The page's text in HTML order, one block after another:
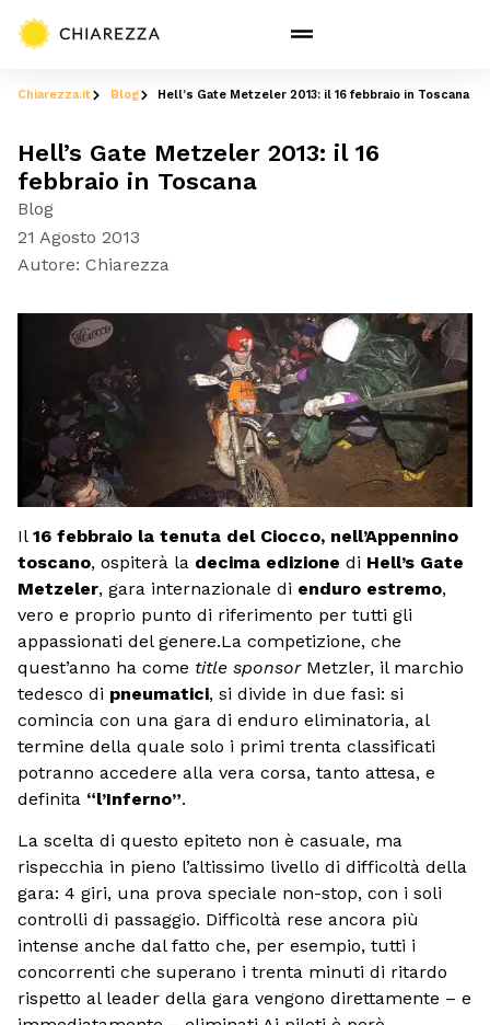
Chiarezza.it Blog Hell’s Gate Metzeler 2013: il 16 febbraio in Toscana
Hell’s Gate Metzeler 2013: il 16
febbraio in Toscana
Blog
21 Agosto 2013
Autore: Chiarezza
Il 16 febbraio la tenuta del Ciocco, nell’Appennino
toscano, ospiterà la decima edizione di Hell’s Gate
Metzeler, gara internazionale di enduro estremo,
vero e proprio punto di riferimento per tutti gli
appassionati del genere.La competizione, che
quest’anno ha come title sponsorMetzler, il marchio
tedesco di pneumatici, si divide in due fasi: si
comincia con una gara di enduro eliminatoria, al
termine della quale solo i primi trenta classificati
potranno accedere alla vera corsa, tanto attesa, e
definita “l’Inferno”.
La scelta di questo epiteto non è casuale, ma
rispecchia in pieno l’altissimo livello di difficoltà della
gara: 4 giri, una prova speciale non-stop, con i soli
controlli di passaggio. Difficoltà rese ancora più
intense anche dal fatto che, per esempio, tutti i
concorrenti che superano i trenta minuti di ritardo
rispetto al leader della gara vengono direttamente – e